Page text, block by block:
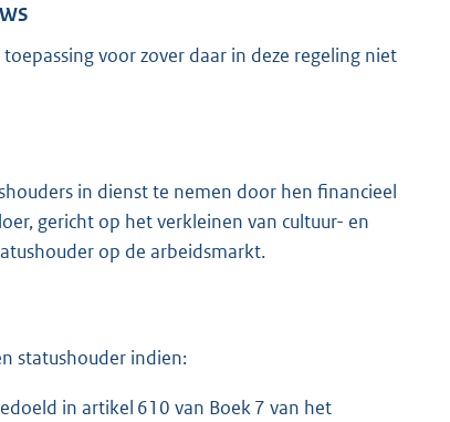
toepassing voor zover daar in deze regeling niet
in dienst te nemen door hen financieel
gericht op het verkleinen van cultuur- en
op de arbeidsmarkt.
statushouder indien:
in artikel 610 van Boek 7 van het